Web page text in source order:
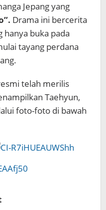
Jepang yang
Drama ini bercerita
buka pada
tayang perdana
telah merilis
Taehyun,
foto-foto di bawah